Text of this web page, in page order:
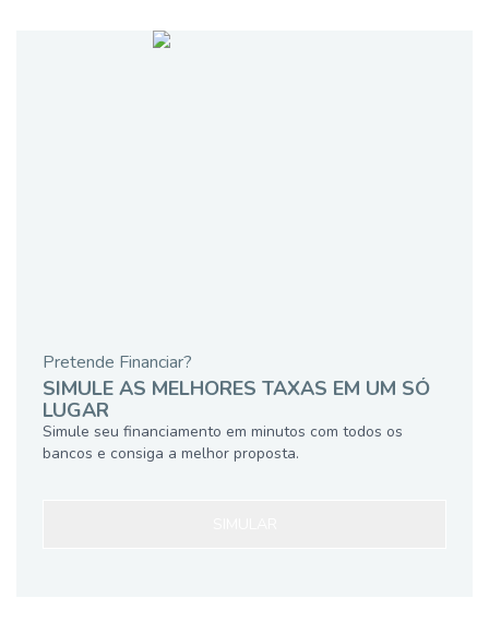
Pretende Financiar?
SIMULE AS MELHORES TAXAS EM UM SÓ
LUGAR
Simule seu financiamento em minutos com todos os
bancos e consiga a melhor proposta.